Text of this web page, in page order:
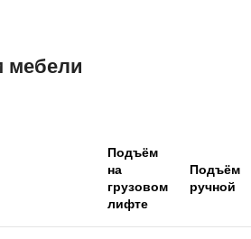
мебели
Подъём
на
грузовом
лифте
Подъём
ручной